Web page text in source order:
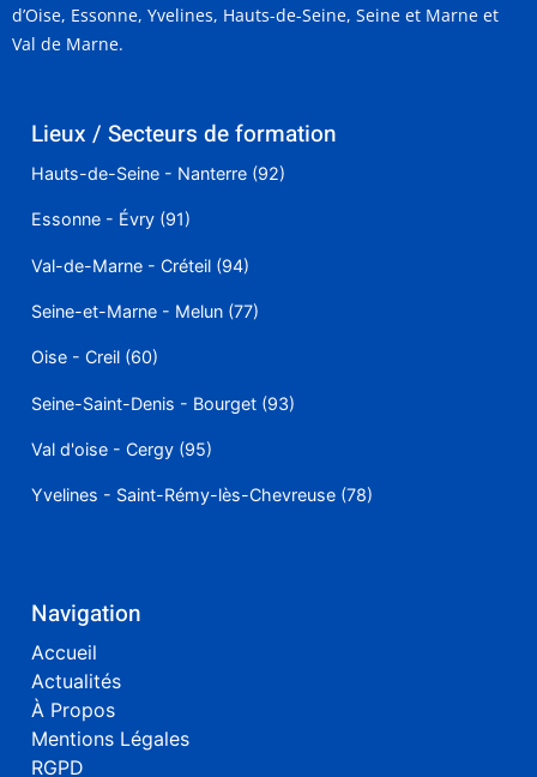
d’Oise, Essonne, Yvelines, Hauts-de-Seine, Seine et Marne et
Val de Marne.
Lieux / Secteurs de formation
Hauts-de-Seine - Nanterre (92)
Essonne - Évry (91)
Val-de-Marne - Créteil (94)
Seine-et-Marne - Melun (77)
Oise - Creil (60)
Seine-Saint-Denis - Bourget (93)
Val d'oise - Cergy (95)
Yvelines - Saint-Rémy-lès-Chevreuse (78)
Navigation
Accueil
Actualités
À Propos
Mentions Légales
RGPD